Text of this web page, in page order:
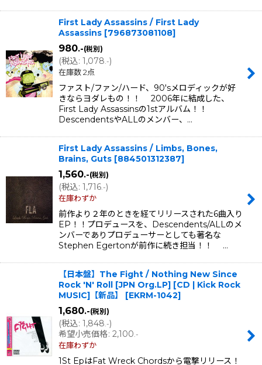
First Lady Assassins / First Lady
Assassins [796873081108]
980.-(税別)
(税込: 1,078.-)
在庫数 2点
ファスト/ファン/ハード、90'sメロディックが好
きならヨダレもの！！ 2006年に結成した、
First Lady Assassinsの1stアルバム！！
DescendentsやALLのメンバー、…
First Lady Assassins / Limbs, Bones,
Brains, Guts [884501312387]
1,560.-(税別)
(税込: 1,716.-)
在庫わずか
前作より２年のときを経てリリースされた6曲入り
EP！！プロデュースを、Descendents/ALLのメ
ンバーでありプロデューサーとしても著名な
Stephen Egertonが前作に続き担当！！ …
【日本盤】The Fight / Nothing New Since
Rock 'N' Roll [JPN Org.LP] [CD | Kick Rock
MUSIC]【新品】
[EKRM-1042]
1,680.-(税別)
(税込: 1,848.-)
希望小売価格: 2,100.-
在庫わずか
1St EpはFat Wreck Chordsから電撃リリース！